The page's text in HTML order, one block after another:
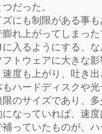
だった。
にも制限がある事
れ上がってしまっ
に入るようにする、
フトウェアに大きな
度も上がり、吐き
もハードディスクや
のサイズであり、
なっていれば、速
補っていたものが、